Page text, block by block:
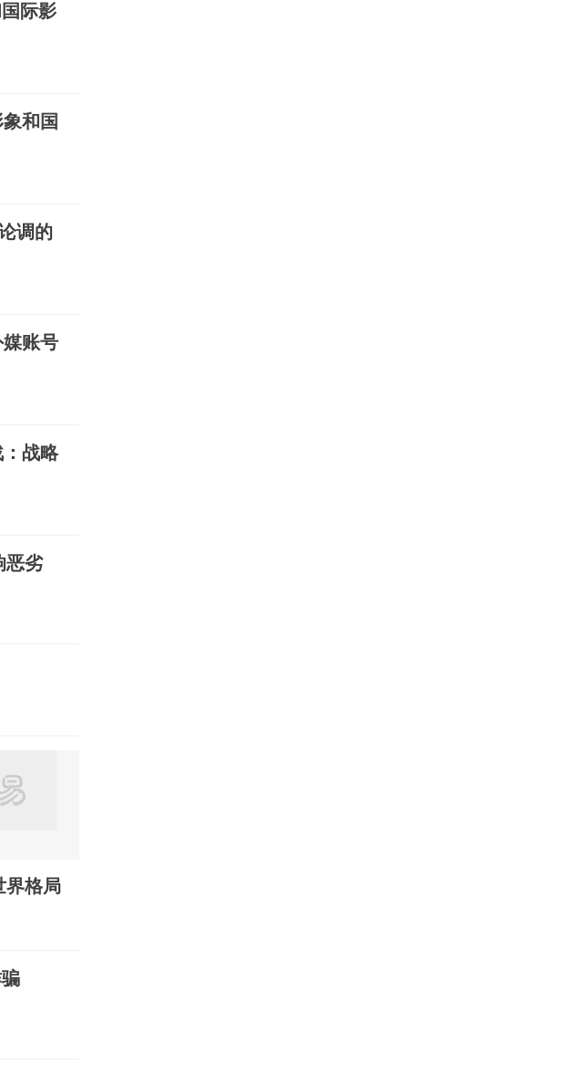
际影
和国
调的
账号
：战略
恶劣
界格局